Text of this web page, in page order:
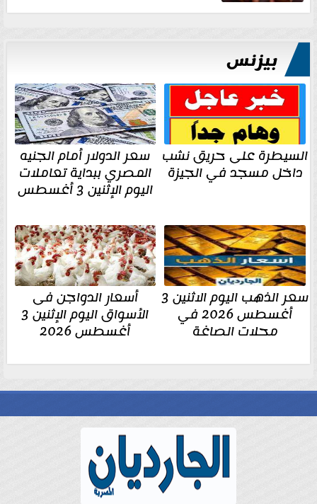
بيزنس
السيطرة على حريق نشب
داخل مسجد في الجيزة
سعر الدولار أمام الجنيه
المصري ببداية تعاملات
اليوم الإثنين 3 أغسطس
سعر الذهب اليوم الاثنين 3
أغسطس 2026 في
محلات الصاغة
أسعار الدواجن فى
الأسواق اليوم الإثنين 3
أغسطس 2026